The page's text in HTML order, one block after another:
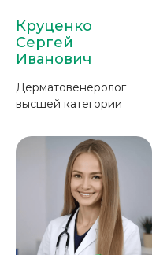
Круценко
Сергей
Иванович
Дерматовенеролог
высшей категории